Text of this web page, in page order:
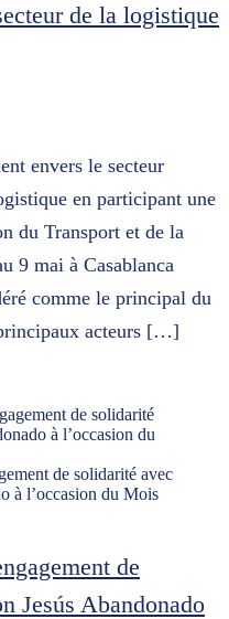
de la logistique
envers le secteur
en participant une
du Transport et de la
9 mai à Casablanca
comme le principal du
acteurs […]
de solidarité avec
à l’occasion du Mois
de
Jesús Abandonado